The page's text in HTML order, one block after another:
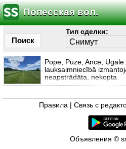
Попесская вол.
Поиск
Тип сделки:
Pope, Puze, Ance,
lauksaimniecībā
neapstrādāta, nekopta
Правила Связь с
Объявления ©